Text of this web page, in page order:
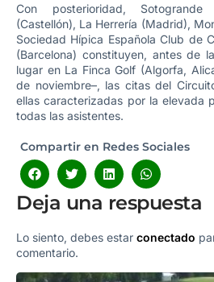
Con posterioridad, Sotogrande
(Castellón), La Herrería (Madrid),
Sociedad Hípica Española Club de
(Barcelona) constituyen, antes de
lugar en La Finca Golf (Algorfa,
de noviembre–, las citas del
ellas caracterizadas por la elevada
todas las asistentes.
Compartir en Redes Sociales
Deja una respuesta
Lo siento, debes estar conectado
comentario.